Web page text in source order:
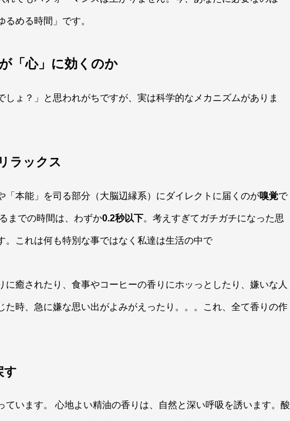
るめる時間」です。
「心」に効くのか
しょ？」と思われがちですが、実は科学的なメカニズムがありま
ラックス
「本能」を司る部分（大脳辺縁系）にダイレクトに届くのが嗅覚で
までの時間は、わずか0.2秒以下。考えすぎてガチガチになった思
。これは何も特別な事ではなく私達は生活の中で
に癒されたり、食事やコーヒーの香りにホッっとしたり、嫌いな人
た時、急に嫌な思い出がよみがえったり。。。これ、全て香りの作
す
ています。 心地よい精油の香りは、自然と深い呼吸を誘います。酸